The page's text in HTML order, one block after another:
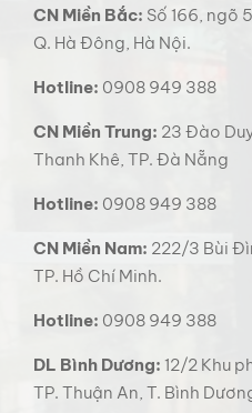
CN Miền Bắc: Số 166, ngõ
Q. Hà Đông, Hà Nội.
Hotline: 0908 949 388
CN Miền Trung: 23 Đào
Thanh Khê, TP. Đà Nẵng
Hotline: 0908 949 388
CN Miền Nam: 222/3 Bùi
TP. Hồ Chí Minh.
Hotline: 0908 949 388
DL Bình Dương: 12/2 Khu
TP. Thuận An, T. Bình